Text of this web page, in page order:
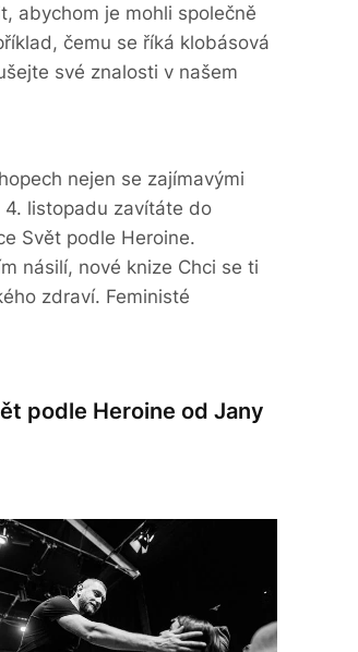
abychom je mohli společně
čemu se říká klobásová
své znalosti v našem
nejen se zajímavými
listopadu zavítáte do
Svět podle Heroine.
násilí, nové knize Chci se ti
zdraví. Feministé
podle Heroine od Jany